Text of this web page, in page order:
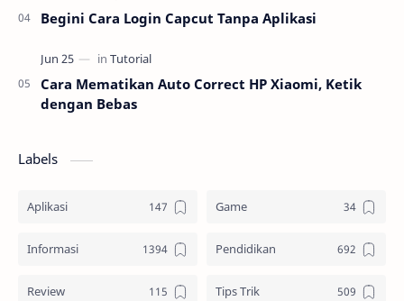
Begini Cara Login Capcut Tanpa Aplikasi
Cara Mematikan Auto Correct HP Xiaomi, Ketik
dengan Bebas
Labels
Aplikasi Game
Informasi Pendidikan
Review Tips Trik